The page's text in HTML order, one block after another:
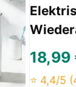
18,99
⭐ 4,4/5